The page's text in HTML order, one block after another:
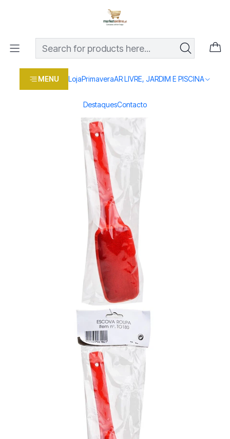
MENU LojaPrimaveraAR LIVRE, JARDIM E PISCINA
DestaquesContacto
Os melhores preços em produtos para casa, jardim e bricolage
Home Loja Casa e conforto
DROGARIA E LIMPEZA
MATERIAL LIMPEZA
ESCOVA TIRA PELO